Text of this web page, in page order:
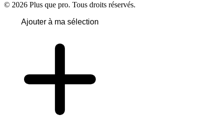
© 2026 Plus que pro. Tous droits réservés.
Ajouter à ma sélection